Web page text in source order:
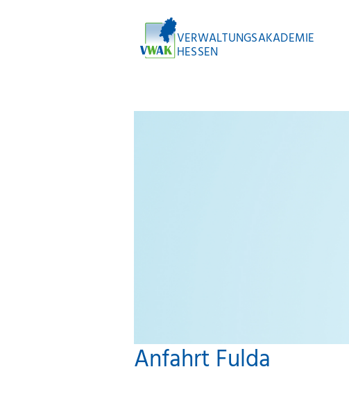
VERWALTUNGSAKADEMIE
HESSEN
Anfahrt Fulda